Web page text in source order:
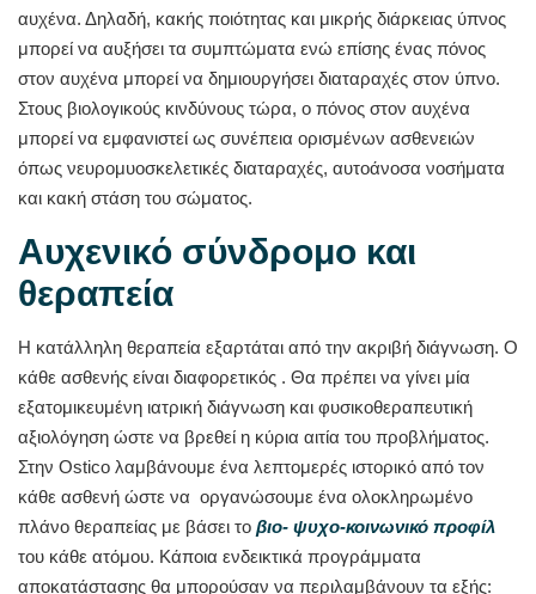
αυχένα. Δηλαδή, κακής ποιότητας και μικρής διάρκειας ύπνος
μπορεί να αυξήσει τα συμπτώματα ενώ επίσης ένας πόνος
στον αυχένα μπορεί να δημιουργήσει διαταραχές στον ύπνο.
Στους βιολογικούς κινδύνους τώρα, ο πόνος στον αυχένα
μπορεί να εμφανιστεί ως συνέπεια ορισμένων ασθενειών
όπως νευρομυοσκελετικές διαταραχές, αυτοάνοσα νοσήματα
και κακή στάση του σώματος.
Αυχενικό σύνδρομο και
θεραπεία
Η κατάλληλη θεραπεία εξαρτάται από την ακριβή διάγνωση. Ο
κάθε ασθενής είναι διαφορετικός . Θα πρέπει να γίνει μία
εξατομικευμένη ιατρική διάγνωση και φυσικοθεραπευτική
αξιολόγηση ώστε να βρεθεί η κύρια αιτία του προβλήματος.
Στην Ostico λαμβάνουμε ένα λεπτομερές ιστορικό από τον
κάθε ασθενή ώστε να οργανώσουμε ένα ολοκληρωμένο
πλάνο θεραπείας με βάσει το βιο- ψυχο-κοινωνικό προφίλ
του κάθε ατόμου. Κάποια ενδεικτικά προγράμματα
αποκατάστασης θα μπορούσαν να περιλαμβάνουν τα εξής: